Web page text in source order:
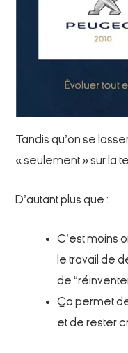
Tandis qu’on se
« seulement » sur la
D’autant plus que :
C’est moins
le travail de
de
Ça permet
et de rester